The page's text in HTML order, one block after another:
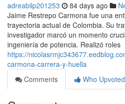
adreabilp201253 84 days ago
Jaime Restrepo Carmona fue una
trayectoria actual de Colombia. Su
investigador marcó un momento
ingeniería de potencia. Realizó roles
https://
carmona-carrera-y-huella
Comments
Who Upvoted